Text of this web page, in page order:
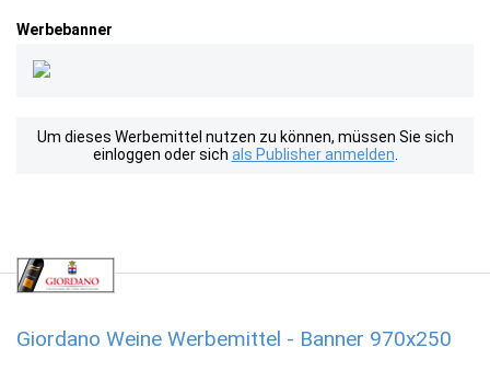
Werbebanner
Um dieses Werbemittel nutzen zu können, müssen Sie sich
einloggen oder sich als Publisher anmelden
Giordano Weine Werbemittel - Banner 970x250